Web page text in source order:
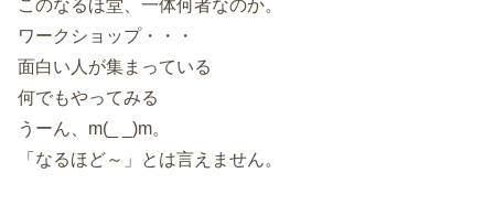
このなるほ堂、一体何者なのか。
ワークショップ・・・
面白い人が集まっている
何でもやってみる
うーん、m(_ _)m。
「なるほど～」とは言えません。